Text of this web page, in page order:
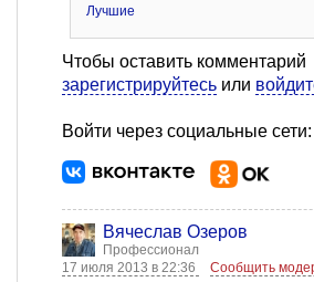
Лучшие
Чтобы оставить комментарий
зарегистрируйтесь или
Войти через социальные сети:
Вячеслав Озеров
Профессионал
17 июля 2013 в 22:36
Сообщить